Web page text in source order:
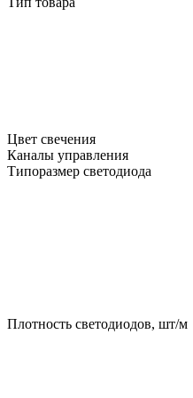
Цвет свечения
Каналы управления
Типоразмер светодиода
Плотность светодиодов, шт/м